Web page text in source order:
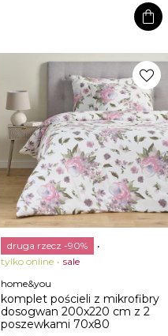
shopping_bag
favorite
druga rzecz -90%
tylko online
sale
home&you
komplet pościeli z mikrofibry
dosogwan 200x220 cm z 2
poszewkami 70x80